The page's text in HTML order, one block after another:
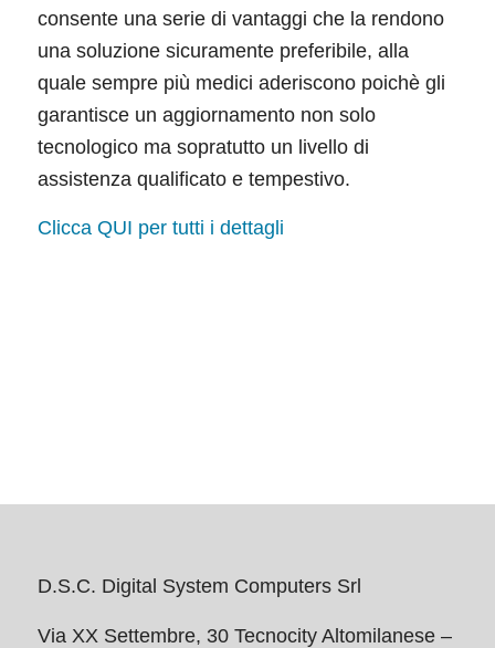
consente una serie di vantaggi che la rendono
una soluzione sicuramente preferibile, alla
quale sempre più medici aderiscono poichè gli
garantisce un aggiornamento non solo
tecnologico ma sopratutto un livello di
assistenza qualificato e tempestivo.
Clicca QUI per tutti i dettagli
D.S.C. Digital System Computers Srl
Via XX Settembre, 30 Tecnocity Altomilanese –